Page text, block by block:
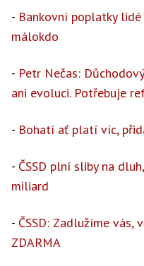
- Bankovní poplatky
málokdo
- Petr Nečas:
ani evoluci. Potřebuje
- Bohatí ať platí víc,
- ČSSD plní sliby na
miliard
- ČSSD: Zadlužíme vás,
ZDARMA